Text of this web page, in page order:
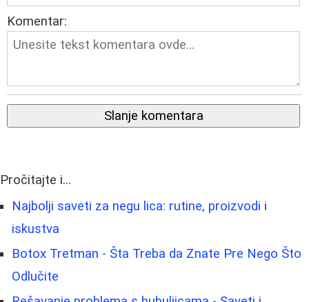
Komentar:
Slanje komentara
Pročitajte i...
Najbolji saveti za negu lica: rutine, proizvodi i
iskustva
Botox Tretman - Šta Treba da Znate Pre Nego Što
Odlučite